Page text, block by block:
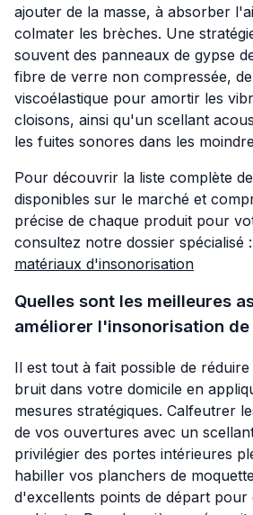
ajouter de la masse, à absorber
colmater les brèches. Une
souvent des panneaux de gypse
fibre de verre non compressée,
viscoélastique pour amortir les
cloisons, ainsi qu'un scellant
les fuites sonores dans les
Pour découvrir la liste complète
disponibles sur le marché et
précise de chaque produit pour
consultez notre dossier spécialisé :
matériaux d'insonorisation
Quelles sont les meilleures
améliorer l'insonorisation de
Il est tout à fait possible de
bruit dans votre domicile en
mesures stratégiques. Calfeutrer
de vos ouvertures avec un
privilégier des portes intérieures
habiller vos planchers de
d'excellents points de départ pour